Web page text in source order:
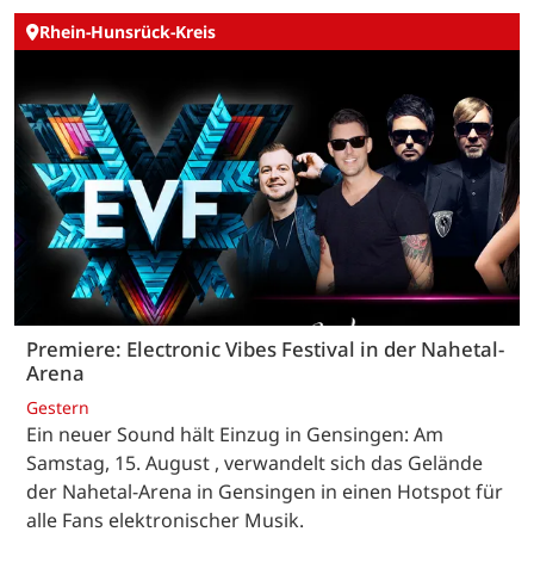
Rhein-Hunsrück-Kreis
Premiere: Electronic Vibes Festival in der Nahetal-
Arena
Gestern
Ein neuer Sound hält Einzug in Gensingen: Am
Samstag, 15. August , verwandelt sich das Gelände
der Nahetal-Arena in Gensingen in einen Hotspot für
alle Fans elektronischer Musik.